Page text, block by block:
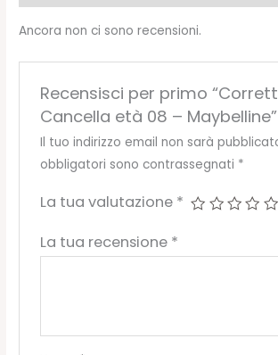
Ancora non ci sono recensioni.
Recensisci per primo
Cancella età 08 – Maybelline”
Il tuo indirizzo email non sarà
obbligatori sono contrassegnati *
La tua valutazione *
La tua recensione *